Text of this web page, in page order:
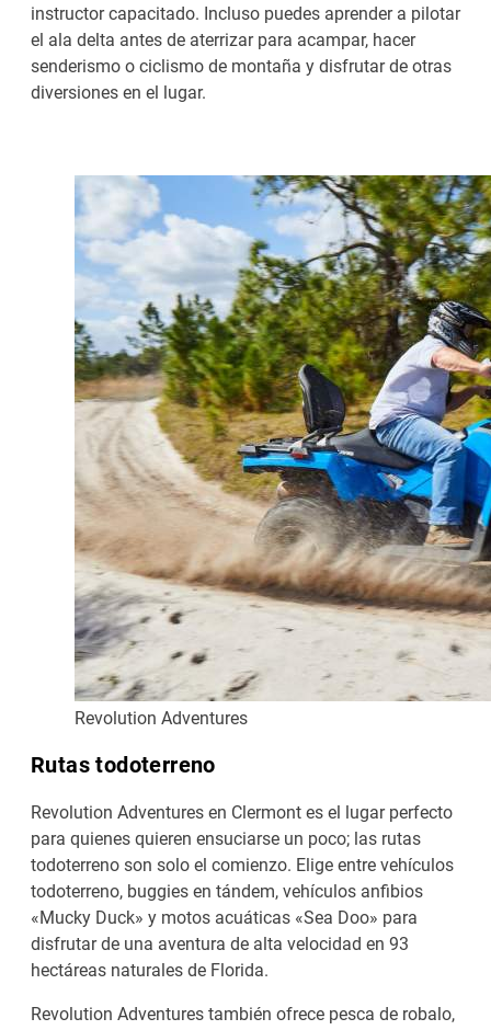
instructor capacitado. Incluso puedes aprender a pilotar
el ala delta antes de aterrizar para acampar, hacer
senderismo o ciclismo de montaña y disfrutar de otras
diversiones en el lugar.
Revolution Adventures
Rutas todoterreno
Revolution Adventures en Clermont es el lugar perfecto
para quienes quieren ensuciarse un poco; las rutas
todoterreno son solo el comienzo. Elige entre vehículos
todoterreno, buggies en tándem, vehículos anfibios
«Mucky Duck» y motos acuáticas «Sea Doo» para
disfrutar de una aventura de alta velocidad en 93
hectáreas naturales de Florida.
Revolution Adventures también ofrece pesca de robalo,